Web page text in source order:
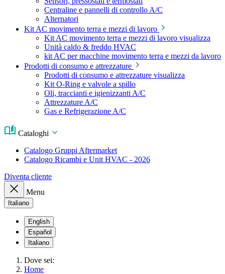
Centraline e pannelli di controllo A/C
Alternatori
Kit AC movimento terra e mezzi di lavoro
Kit AC movimento terra e mezzi di lavoro visualizza
Unità caldo & freddo HVAC
kit AC per macchine movimento terra e mezzi da lavoro
Prodotti di consumo e attrezzature
Prodotti di consumo e attrezzature visualizza
Kit O-Ring e valvole a spillo
Oli, traccianti e igienizzanti A/C
Attrezzature A/C
Gas e Refrigerazione A/C
Cataloghi
Catalogo Gruppi Aftermarket
Catalogo Ricambi e Unit HVAC - 2026
Diventa cliente
Menu
Italiano
English
Español
Italiano
Dove sei:
Home